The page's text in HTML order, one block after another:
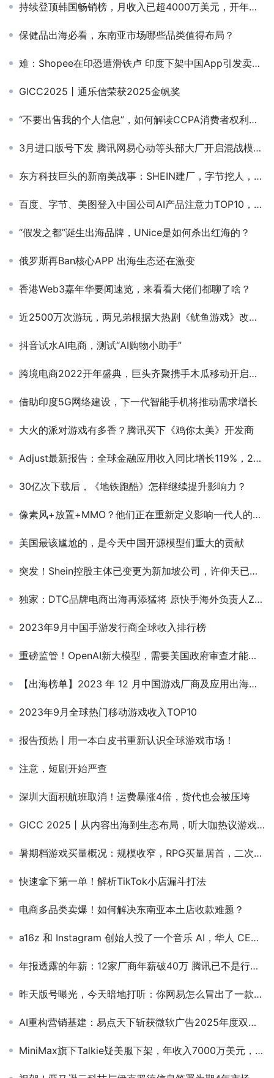
持续登顶韩国畅销榜，月收入已超4000万美元，开年首个SLG爆款诞生？
保健品出海必看，东南亚市场哪些品类值得布局？
难：Shopee在印恐遭滑铁卢 印度下架中国App引发卖家出逃
GICC2025丨通乐信荣获2025金帆奖
“不要出售我的个人信息”，如何解读CCPA消费者权利？ | 风控Law School
3月进口版号下发 腾讯网易心动等头部大厂开启混战模式！（附表单）
东方科技巨头的新南美战事：SHEIN建厂，字节挖人，阿里砍一刀……
百度、字节、美图登入中国公司AI产品注意力TOP10，工具类产品出海抢夺用户心智丨AI榜单解读
“假发之都”诞生出海品牌，UNice是如何杀出红海的？
俄罗斯再Ban核心APP 出海生态还在激变
香港Web3嘉年华要闻速览，来看看大佬们都聊了啥？
近2500万次游玩，两兄弟根据大热剧《鱿鱼游戏》改编的游戏成大黑马
抖音试水AI电商，测试“AI购物小助手”
跨境电商2022开年盛典，巨头齐聚携手木瓜移动开启跨境聚能周
借助印度5G网络建设，下一代智能手机将推动需求增长
大火的派对游戏有多香？腾讯买下《鸡你太美》开发商
Adjust最新报告：全球金融应用收入同比增长119%，2024年增长态势将持续
30亿次下载后，《地铁跑酷》怎样继续提升影响力？
像素风+放置+MMO？他们正在重新定义影响一代人的「神作」
美国最该尴尬的，是今天中国开源模型们重大的贡献
突发！Shein控股主体已变更为新加坡公司，许仰天已是永久居民
独家：DTC品牌电商出海再添猛将 原快手海外负责人Zack创业跨境电商
2023年9月中国手游发行商全球收入排行榜
重磅监管！OpenAI新大模型，需要美国政府审查才能发布
【出海榜单】2023 年 12 月中国游戏厂商及应用出海收入 30 强
2023年9月全球热门移动游戏收入TOP10
报告预热丨用一本白皮书重新认识全球游戏市场！
注意，短剧开始严查
深圳大面积航班取消！运费暴涨4倍，货代也会被压垮
GICC 2025丨从内容出海到生态布局，听大咖热议游戏产业破局增长的“关键战场”！
暑期档游戏买量概况：规模收窄，RPG买量居首，二次元投放增速翻倍
快速拿下第一单！解析TikTok小店漏斗打法
电商多品类卖爆！如何解决东南亚本土店收款难题？
a16z 和 Instagram 创始人投了一个音乐 AI，华人 CEO 种子轮 1000 万美金
年报透露的年薪：12家厂商年薪破40万 腾讯已不是行业天花板
昨天版号曝光，今天暗地打听：你网易怎么冒出了一款《天启行动》？
AI重构营销基建：易点天下斩获微软广告2025年度双项大奖
MiniMax旗下Talkie疑美服下架，年收入7000万美元，已是AI独角兽旗下最成功的出海产品